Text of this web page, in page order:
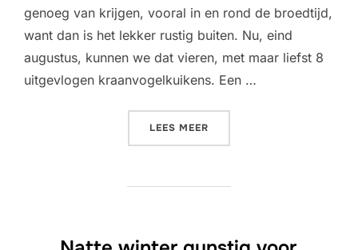
genoeg van krijgen, vooral in en rond de broedtijd,
want dan is het lekker rustig buiten. Nu, eind
augustus, kunnen we dat vieren, met maar liefst 8
uitgevlogen kraanvogelkuikens. Een …
LEES MEER